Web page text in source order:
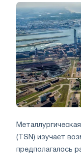
(TSN) изучает
предполагалось